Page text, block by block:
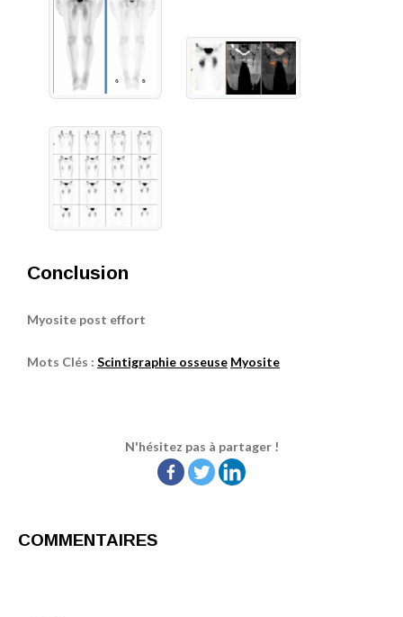
Conclusion
Myosite post effort
Mots Clés : Scintigraphie osseuse Myosite
N'hésitez pas à partager !
COMMENTAIRES